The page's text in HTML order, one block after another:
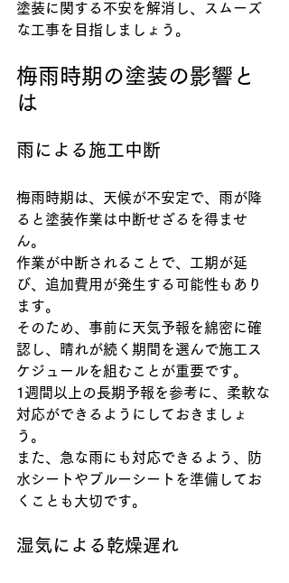
塗装に関する不安を解消し、スムーズ
な工事を目指しましょう。
梅雨時期の塗装の影響と
は
雨による施工中断
梅雨時期は、天候が不安定で、雨が降
ると塗装作業は中断せざるを得ませ
ん。
作業が中断されることで、工期が延
び、追加費用が発生する可能性もあり
ます。
そのため、事前に天気予報を綿密に確
認し、晴れが続く期間を選んで施工ス
ケジュールを組むことが重要です。
1週間以上の長期予報を参考に、柔軟な
対応ができるようにしておきましょ
う。
また、急な雨にも対応できるよう、防
水シートやブルーシートを準備してお
くことも大切です。
湿気による乾燥遅れ